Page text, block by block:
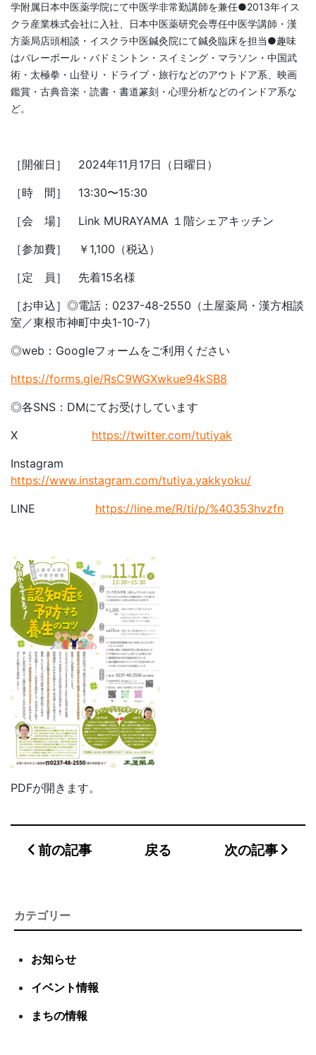
学附属日本中医薬学院にて中医学非常勤講師を兼任●2013年イス
クラ産業株式会社に入社、日本中医薬研究会専任中医学講師・漢
方薬局店頭相談・イスクラ中医鍼灸院にて鍼灸臨床を担当●趣味
はバレーボール・バドミントン・スイミング・マラソン・中国武
術・太極拳・山登り・ドライブ・旅行などのアウトドア系、映画
鑑賞・古典音楽・読書・書道篆刻・心理分析などのインドア系な
ど。
［開催日］ 2024年11月17日（日曜日）
［時 間］ 13:30〜15:30
［会 場］ Link MURAYAMA １階シェアキッチン
［参加費］ ￥1,100（税込）
［定 員］ 先着15名様
［お申込］◎電話：0237-48-2550（土屋薬局・漢方相談
室／東根市神町中央1-10-7）
◎web：Googleフォームをご利用ください
https://forms.gle/RsC9WGXwkue94kSB8
◎各SNS：DMにてお受けしています
X https://twitter.com/tutiyak
Instagram
https://www.instagram.com/tutiya.yakkyoku/
LINE https://line.me/R/ti/p/%40353hvzfn
PDFが開きます。
前の記事 戻る 次の記事
カテゴリー
お知らせ
イベント情報
まちの情報